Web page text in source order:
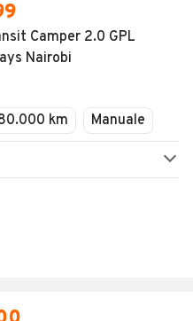
Camper 2.0 GPL
Nairobi
km Manuale